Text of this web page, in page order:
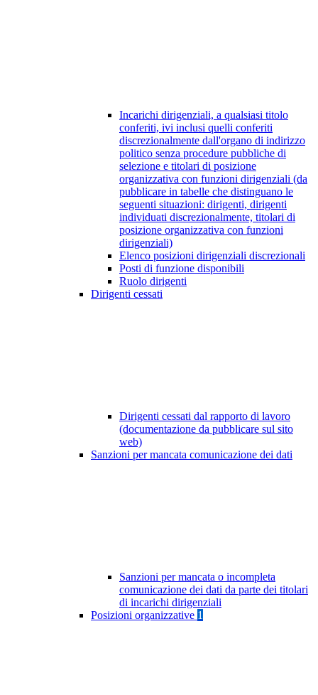
Incarichi dirigenziali, a qualsiasi titolo
conferiti, ivi inclusi quelli conferiti
discrezionalmente dall'organo di indirizzo
politico senza procedure pubbliche di
selezione e titolari di posizione
organizzativa con funzioni dirigenziali (da
pubblicare in tabelle che distinguano le
seguenti situazioni: dirigenti, dirigenti
individuati discrezionalmente, titolari di
posizione organizzativa con funzioni
dirigenziali)
Elenco posizioni dirigenziali discrezionali
Posti di funzione disponibili
Ruolo dirigenti
Dirigenti cessati
Dirigenti cessati dal rapporto di lavoro
(documentazione da pubblicare sul sito
web)
Sanzioni per mancata comunicazione dei dati
Sanzioni per mancata o incompleta
comunicazione dei dati da parte dei titolari
di incarichi dirigenziali
Posizioni organizzative 1